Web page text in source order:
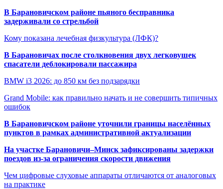
В Барановичском районе пьяного бесправника
задерживали со стрельбой
Кому показана лечебная физкультура (ЛФК)?
В Барановичах после столкновения двух легковушек
спасатели деблокировали пассажира
BMW i3 2026: до 850 км без подзарядки
Grand Mobile: как правильно начать и не совершить типичных
ошибок
В Барановичском районе уточнили границы населённых
пунктов в рамках административной актуализации
На участке Барановичи–Минск зафиксированы задержки
поездов из-за ограничения скорости движения
Чем цифровые слуховые аппараты отличаются от аналоговых
на практике